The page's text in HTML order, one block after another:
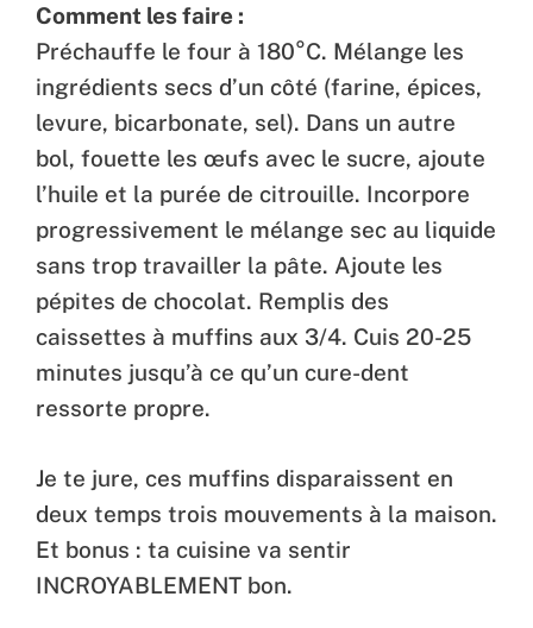
Comment les faire :
Préchauffe le four à 180°C. Mélange les
ingrédients secs d’un côté (farine, épices,
levure, bicarbonate, sel). Dans un autre
bol, fouette les œufs avec le sucre, ajoute
l’huile et la purée de citrouille. Incorpore
progressivement le mélange sec au liquide
sans trop travailler la pâte. Ajoute les
pépites de chocolat. Remplis des
caissettes à muffins aux 3/4. Cuis 20-25
minutes jusqu’à ce qu’un cure-dent
ressorte propre.
Je te jure, ces muffins disparaissent en
deux temps trois mouvements à la maison.
Et bonus : ta cuisine va sentir
INCROYABLEMENT bon.